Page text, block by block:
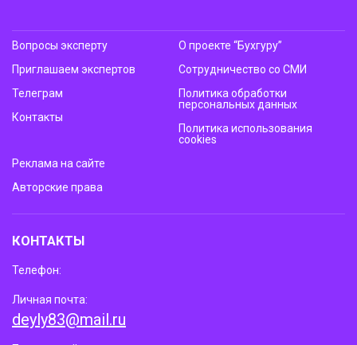
Вопросы эксперту
Приглашаем экспертов
Телеграм
Контакты
О проекте “Бухгуру”
Сотрудничество со СМИ
Политика обработки
персональных данных
Политика использования
cookies
Реклама на сайте
Авторские права
КОНТАКТЫ
Телефон:
Личная почта:
deyly83@mail.ru